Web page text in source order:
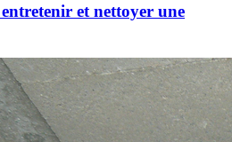
et nettoyer une